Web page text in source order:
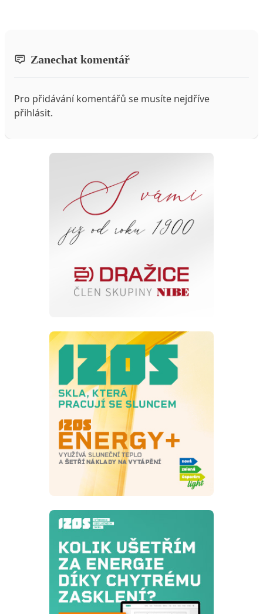
Zanechat komentář
Pro přidávání komentářů se musíte nejdříve
přihlásit.